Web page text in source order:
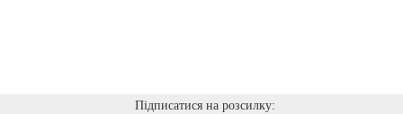
Підписатися на розсилку: